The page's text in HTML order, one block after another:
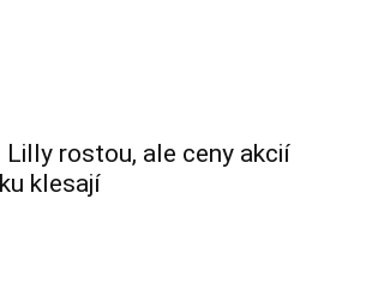
Lilly rostou, ale ceny akcií
klesají